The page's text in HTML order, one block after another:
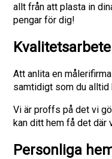
allt från att plasta in
pengar för dig!
Att anlita en
samtidigt som du alltid
Vi är proffs på det vi
kan ditt hem få det där
Personliga